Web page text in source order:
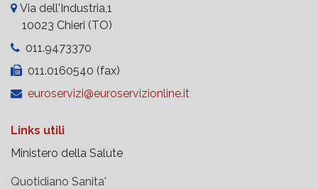
Via dell'Industria,1
10023 Chieri (TO)
011.9473370
011.0160540 (fax)
euroservizi@euroservizionline.it
Links utili
Ministero della Salute
Quotidiano Sanita'